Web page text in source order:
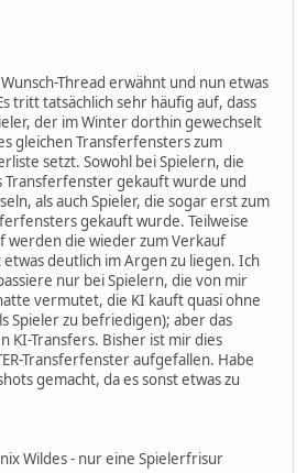
Thread erwähnt und nun etwas
tritt tatsächlich sehr häufig auf, dass
der im Winter dorthin gewechselt
gleichen Transferfensters zum
setzt. Sowohl bei Spielern, die
Transferfenster gekauft wurde und
als auch Spieler, die sogar erst zum
gekauft wurde. Teilweise
werden die wieder zum Verkauf
deutlich im Argen zu liegen. Ich
nur bei Spielern, die von mir
vermutet, die KI kauft quasi ohne
Spieler zu befriedigen); aber das
KI-Transfers. Bisher ist mir dies
Transferfenster aufgefallen. Habe
gemacht, da es sonst etwas zu
Wildes - nur eine Spielerfrisur